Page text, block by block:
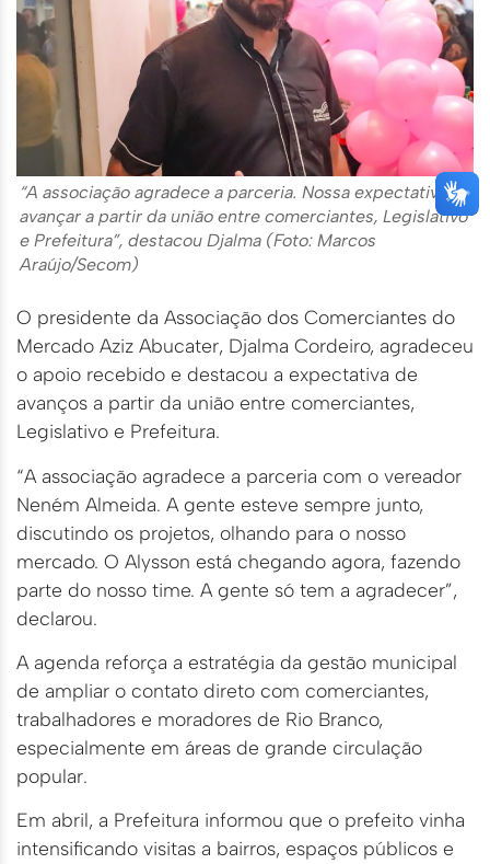
“A associação agradece a parceria. Nossa expectativa é
avançar a partir da união entre comerciantes, Legislativo
e Prefeitura”, destacou Djalma (Foto: Marcos
Araújo/Secom)
O presidente da Associação dos Comerciantes do
Mercado Aziz Abucater, Djalma Cordeiro, agradeceu
o apoio recebido e destacou a expectativa de
avanços a partir da união entre comerciantes,
Legislativo e Prefeitura.
“A associação agradece a parceria com o vereador
Neném Almeida. A gente esteve sempre junto,
discutindo os projetos, olhando para o nosso
mercado. O Alysson está chegando agora, fazendo
parte do nosso time. A gente só tem a agradecer”,
declarou.
A agenda reforça a estratégia da gestão municipal
de ampliar o contato direto com comerciantes,
trabalhadores e moradores de Rio Branco,
especialmente em áreas de grande circulação
popular.
Em abril, a Prefeitura informou que o prefeito vinha
intensificando visitas a bairros, espaços públicos e